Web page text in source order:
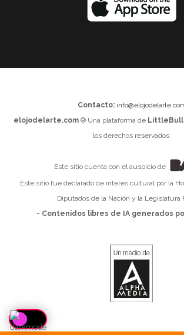
Contacto:
elojodelarte.com® Una plataforma de LittleBull
los derechos reservados.
Este sitio cuenta con el auspicio de
Este sitio fue declarado de interés cultural por la
Diputados de la Nación y la Legislatura
- Contenidos libres de IA generados